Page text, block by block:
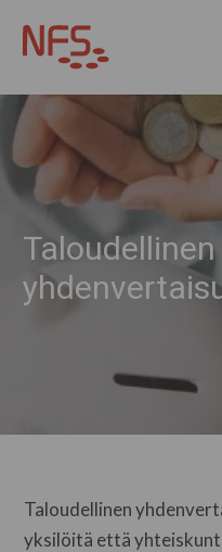
Taloudellinen
Taloudellinen
yksilöitä että